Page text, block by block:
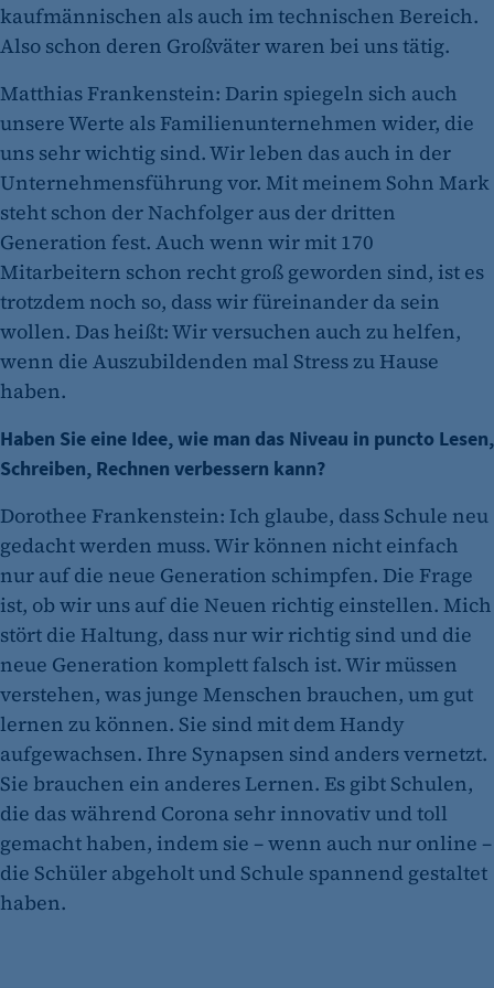
Name:
fe_typo_user
Anbieter:
CMS TYPO3
Zweck:
Session-Cookie für die Verwaltung von
Benutzer-Sessions (z. B. bei Login, Umfrage
oder Formularen). Wird auch bei Caching zur
Identifizierung verwendet.
Cookie Laufzeit:
Session
cookie_consent
Zweck:
Dieser Cookie speichert die ausgewählten
Einverständnis-Optionen des Benutzers
Cookie Laufzeit:
1 Jahr
Name:
kaufmännischen als auch im technischen Bereich.
Also schon deren Großväter waren bei uns tätig.
Matthias Frankenstein: Darin spiegeln sich auch
unsere Werte als Familienunternehmen wider, die
uns sehr wichtig sind. Wir leben das auch in der
Unternehmensführung vor. Mit meinem Sohn Mark
steht schon der Nachfolger aus der dritten
Generation fest. Auch wenn wir mit 170
Mitarbeitern schon recht groß geworden sind, ist es
trotzdem noch so, dass wir füreinander da sein
wollen. Das heißt: Wir versuchen auch zu helfen,
wenn die Auszubildenden mal Stress zu Hause
haben.
Haben Sie eine Idee, wie man das Niveau in puncto Lesen,
Schreiben, Rechnen verbessern kann?
Dorothee Frankenstein: Ich glaube, dass Schule neu
gedacht werden muss. Wir können nicht einfach
nur auf die neue Generation schimpfen. Die Frage
ist, ob wir uns auf die Neuen richtig einstellen. Mich
stört die Haltung, dass nur wir richtig sind und die
neue Generation komplett falsch ist. Wir müssen
verstehen, was junge Menschen brauchen, um gut
lernen zu können. Sie sind mit dem Handy
aufgewachsen. Ihre Synapsen sind anders vernetzt.
Sie brauchen ein anderes Lernen. Es gibt Schulen,
die das während Corona sehr innovativ und toll
gemacht haben, indem sie – wenn auch nur online –
die Schüler abgeholt und Schule spannend gestaltet
haben.